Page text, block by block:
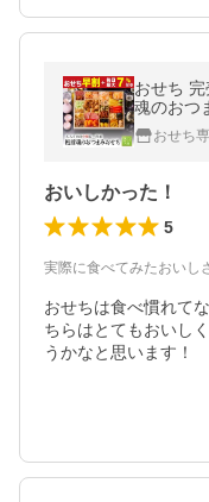
おせち
魂のおつ
2〜3人前
せち料理
おせち
おいしかった！
5
実際に食べてみたおいし
おせちは食べ慣れて
ちらはとてもおいし
うかなと思います！